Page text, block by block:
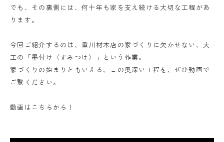
でも、その裏側には、何十年も家を支え続ける大切な工程があ
ります。
今回ご紹介するのは、重川材木店の家づくりに欠かせない、大
工の「墨付け（すみつけ）」という作業。
家づくりの始まりともいえる、この奥深い工程を、ぜひ動画で
ご覧ください。
動画はこちらから！